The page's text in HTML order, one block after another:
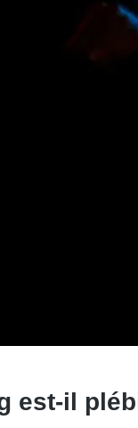
est-il